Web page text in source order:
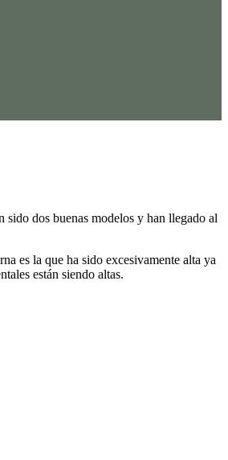
sido dos buenas modelos y han llegado al
es la que ha sido excesivamente alta ya
están siendo altas.